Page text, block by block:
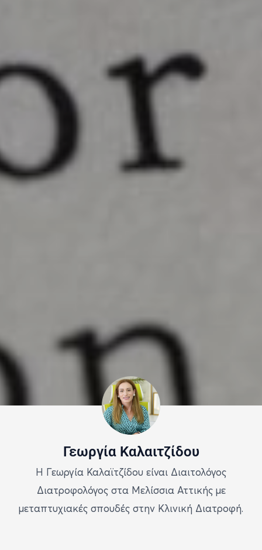
Γεωργία Καλαιτζίδου
Η Γεωργία Καλαϊτζίδου είναι Διαιτολόγος
Διατροφολόγος στα Μελίσσια Αττικής με
μεταπτυχιακές σπουδές στην Κλινική Διατροφή.